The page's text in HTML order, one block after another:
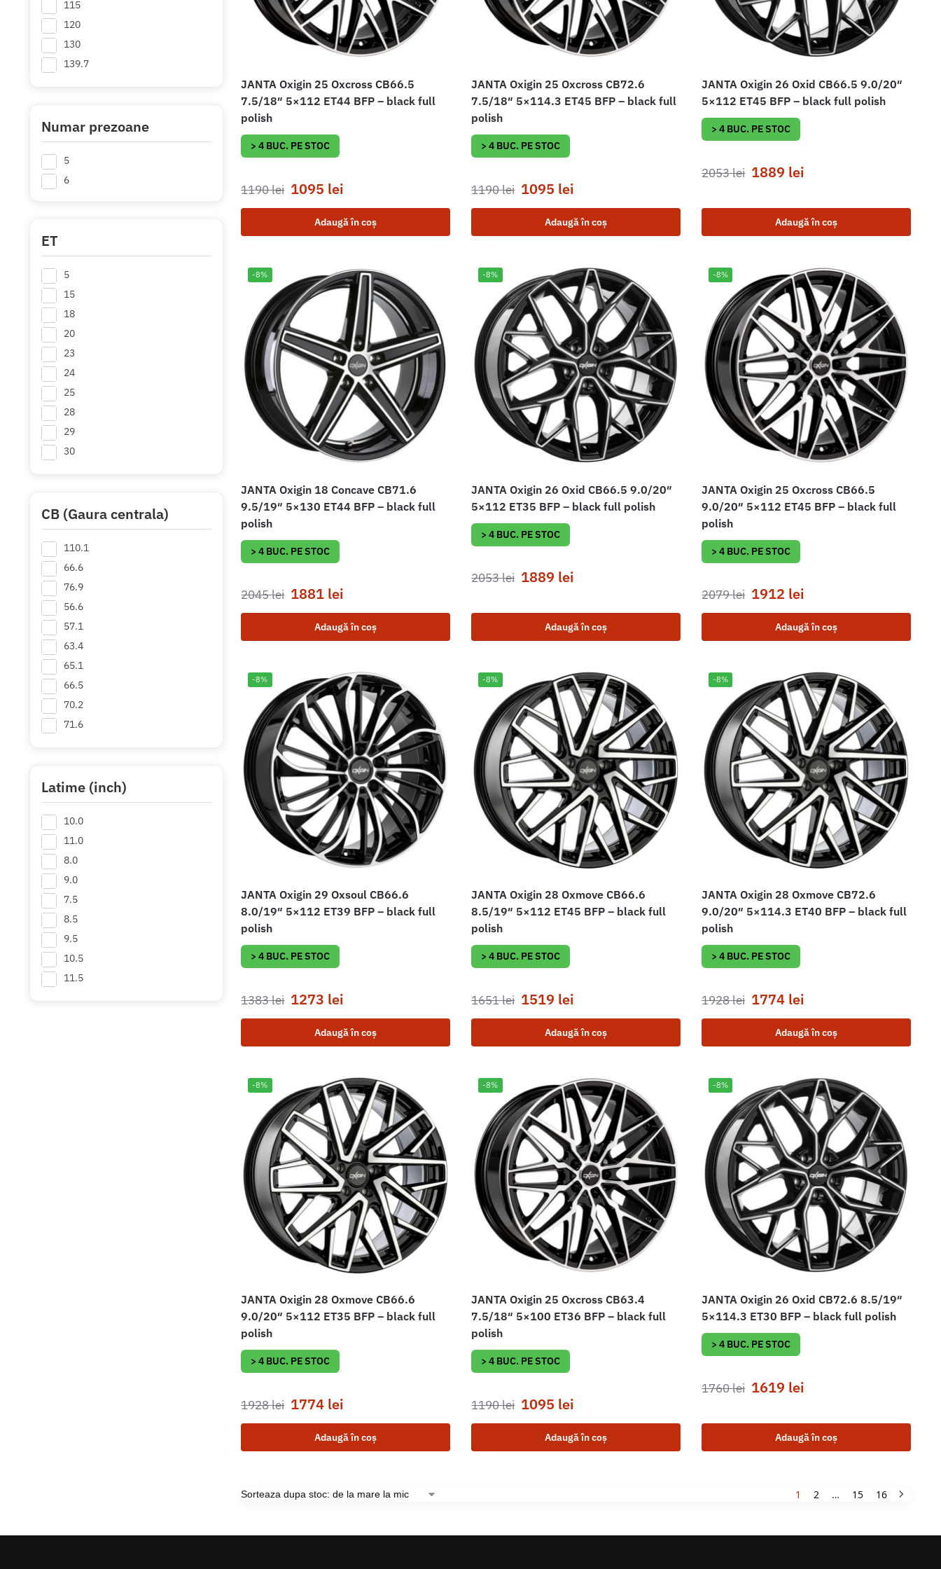
JANTA Oxigin 25 Oxcross CB66.5
7.5/18″ 5×112 ET44 BFP – black full
polish
> 4 BUC. PE STOC
1190lei 1095 lei
Adaugă în coș
JANTA Oxigin 25 Oxcross CB72.6
7.5/18″ 5×114.3 ET45 BFP – black full
polish
> 4 BUC. PE STOC
1190lei 1095 lei
Adaugă în coș
JANTA Oxigin 26 Oxid CB66.5 9.0/20″
5×112 ET45 BFP – black full polish
> 4 BUC. PE STOC
2053lei 1889 lei
Adaugă în coș
-8%
JANTA Oxigin 18 Concave CB71.6
9.5/19″ 5×130 ET44 BFP – black full
polish
> 4 BUC. PE STOC
2045lei 1881 lei
Adaugă în coș
-8%
JANTA Oxigin 26 Oxid CB66.5 9.0/20″
5×112 ET35 BFP – black full polish
> 4 BUC. PE STOC
2053lei 1889 lei
Adaugă în coș
-8%
JANTA Oxigin 25 Oxcross CB66.5
9.0/20″ 5×112 ET45 BFP – black full
polish
> 4 BUC. PE STOC
2079lei 1912 lei
Adaugă în coș
-8%
JANTA Oxigin 29 Oxsoul CB66.6
8.0/19″ 5×112 ET39 BFP – black full
polish
> 4 BUC. PE STOC
1383lei 1273 lei
Adaugă în coș
-8%
JANTA Oxigin 28 Oxmove CB66.6
8.5/19″ 5×112 ET45 BFP – black full
polish
> 4 BUC. PE STOC
1651lei 1519 lei
Adaugă în coș
-8%
JANTA Oxigin 28 Oxmove CB72.6
9.0/20″ 5×114.3 ET40 BFP – black full
polish
> 4 BUC. PE STOC
1928lei 1774 lei
Adaugă în coș
-8%
JANTA Oxigin 28 Oxmove CB66.6
9.0/20″ 5×112 ET35 BFP – black full
polish
> 4 BUC. PE STOC
1928lei 1774 lei
Adaugă în coș
-8%
JANTA Oxigin 25 Oxcross CB63.4
7.5/18″ 5×100 ET36 BFP – black full
polish
> 4 BUC. PE STOC
1190lei 1095 lei
Adaugă în coș
-8%
JANTA Oxigin 26 Oxid CB72.6 8.5/19″
5×114.3 ET30 BFP – black full polish
> 4 BUC. PE STOC
1760lei 1619 lei
Adaugă în coș
1 2 … 15 16
115
120
130
139.7
Numar prezoane
5
6
ET
5
15
18
20
23
24
25
28
29
30
35
36
38
CB (Gaura centrala)
110.1
66.6
76.9
56.6
57.1
63.4
65.1
66.5
70.2
71.6
Latime (inch)
10.0
11.0
8.0
9.0
7.5
8.5
9.5
10.5
11.5